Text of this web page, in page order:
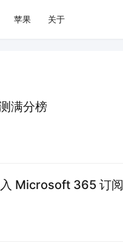
苹果 关于
满分榜
Microsoft 365 订阅